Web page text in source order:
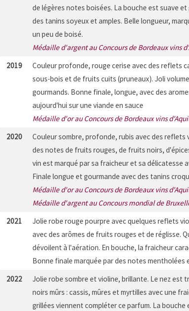
de légères notes boisées. La bouche est suave
des tanins soyeux et amples. Belle longueur,
un peu de boisé.
Médaille d'argent au Concours de Bordeaux vins
2019
Couleur profonde, rouge cerise avec des reflets
sous-bois et de fruits cuits (pruneaux). Joli
gourmands. Bonne finale, longue, avec des
aujourd'hui sur une viande en sauce
Médaille d'or au Concours de Bordeaux vins
2020
Couleur sombre, profonde, rubis avec des
des notes de fruits rouges, de fruits noirs,
vin est marqué par sa fraicheur et sa délicatesse
Finale longue et gourmande avec des tanins
Médaille d'or au Concours de Bordeaux vins
Médaille d'argent au Concours mondial de
2021
Jolie robe rouge pourpre avec quelques reflets
avec des arômes de fruits rouges et de réglisse.
dévoilent à l'aération. En bouche, la fraicheur
Bonne finale marquée par des notes mentholées
2022
Jolie robe sombre et violine, brillante. Le nez est
noirs mûrs : cassis, mûres et myrtilles avec une
grillées viennent compléter ce parfum. La